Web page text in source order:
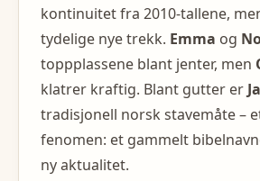
kontinuitet fra 2010-tallene,
tydelige nye trekk. Emma og
toppplassene blant jenter, men
klatrer kraftig. Blant gutter er
tradisjonell norsk stavemåte –
fenomen: et gammelt
ny aktualitet.